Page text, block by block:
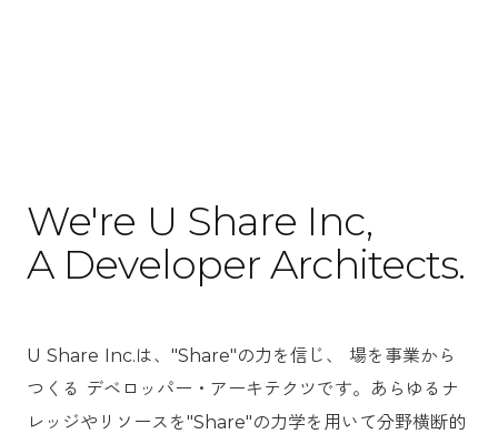
We're U Share Inc,
A Developer Architects.
U Share Inc.は、"Share"の力を信じ、 場を事業から
つくる デベロッパー・アーキテクツです。あらゆるナ
レッジやリソースを"Share"の力学を用いて分野横断的